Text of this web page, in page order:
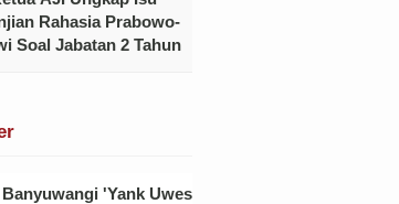
Rahasia Prabowo-
Soal Jabatan 2 Tahun
'Yank Uwes